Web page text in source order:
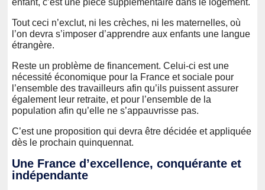
Tout ceci n’exclut, ni les crèches, ni les maternelles, où
l’on devra s’imposer d’apprendre aux enfants une langue
étrangère.
Reste un problème de financement. Celui-ci est une
nécessité économique pour la France et sociale pour
l’ensemble des travailleurs afin qu’ils puissent assurer
également leur retraite, et pour l’ensemble de la
population afin qu’elle ne s’appauvrisse pas.
C’est une proposition qui devra être décidée et appliquée
dès le prochain quinquennat.
Une France d’excellence, conquérante et
indépendante